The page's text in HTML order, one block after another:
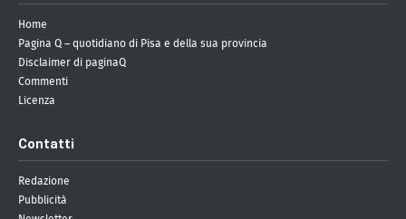
Home
Pagina Q – quotidiano di Pisa e della sua provincia
Disclaimer di paginaQ
Commenti
Licenza
Contatti
Redazione
Pubblicità